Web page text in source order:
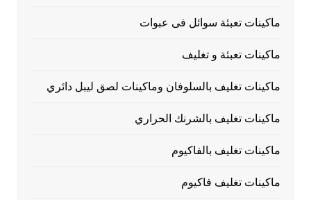
ماكينات تعبئة سوائل فى عبوات
ماكينات تعبئة و تغليف
ماكينات تغليف بالسلوفان وماكينات لصق ليبل دائري
ماكينات تغليف بالشرنك الحراري
ماكينات تغليف بالفاكيوم
ماكينات تغليف فاكيوم